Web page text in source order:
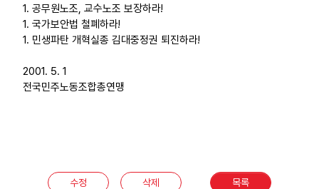
1. 공무원노조, 교수노조 보장하라!
1. 국가보안법 철폐하라!
1. 민생파탄 개혁실종 김대중정권 퇴진하라!
2001. 5. 1
전국민주노동조합총연맹
수정 삭제 목록